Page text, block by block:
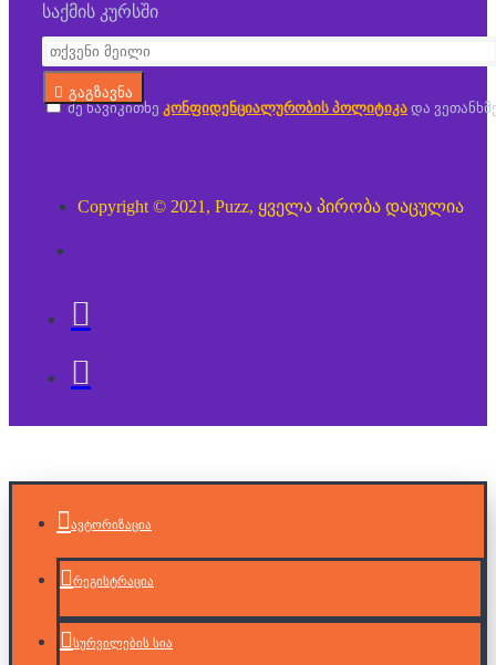
საქმის კურსში
გაგზავნა
მე წავიკითხე კონფიდენციალურობის პოლიტიკა და
Copyright © 2021, Puzz, ყველა პირობა დაცულია
ავტორიზაცია
რეგისტრაცია
სურვილების სია